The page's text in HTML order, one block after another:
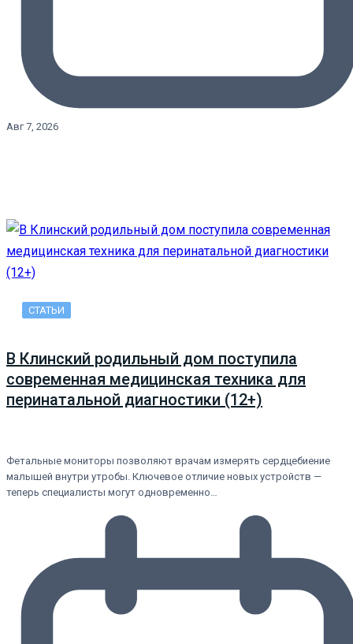
Авг 7, 2026
СТАТЬИ
В Клинский родильный дом поступила
современная медицинская техника для
перинатальной диагностики (12+)
Фетальные мониторы позволяют врачам измерять сердцебиение
малышей внутри утробы. Ключевое отличие новых устройств —
теперь специалисты могут одновременно…